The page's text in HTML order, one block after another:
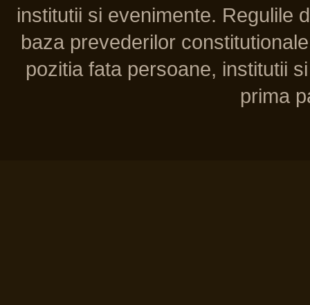
institutii si evenimente. Regulile
baza prevederilor
pozitia fata persoane, institutii
prima